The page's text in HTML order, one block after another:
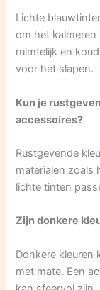
Lichte
om het kalmeren
ruimtelijk en
voor het slapen.
Kun je
accessoires?
Rustgevende
materialen zoals
lichte tinten
Zijn donkere
Donkere kleuren
met mate. Een